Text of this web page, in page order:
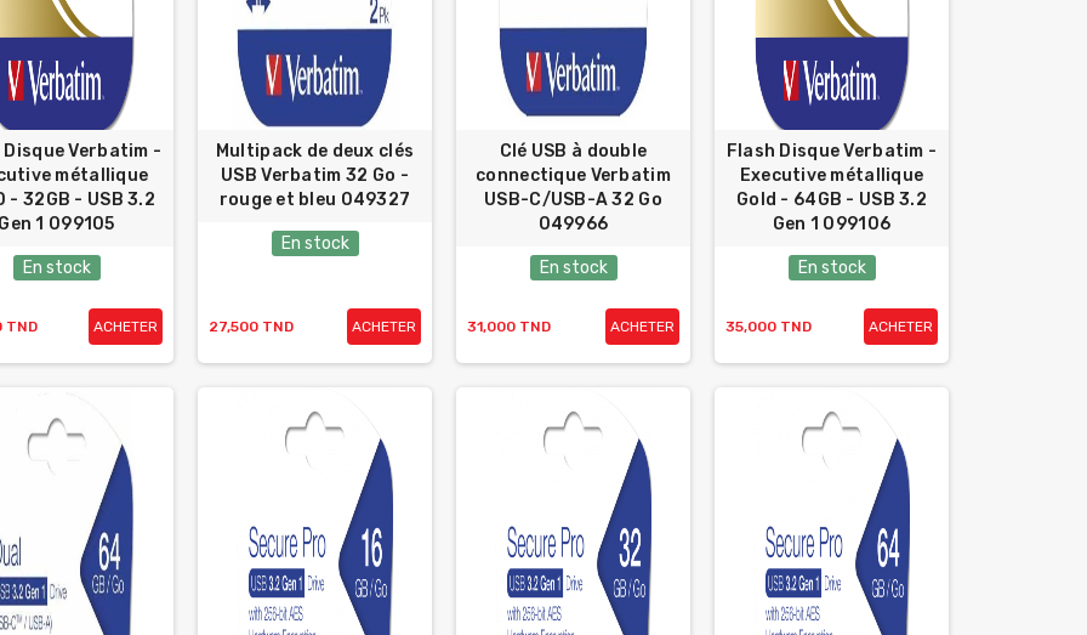
Disque Verbatim -
métallique
- 32GB - USB 3.2
1 099105
En stock
TND ACHETER
Multipack de deux clés
USB Verbatim 32 Go -
rouge et bleu 049327
En stock
27,500 TND ACHETER
Clé USB à double
connectique Verbatim
USB-C/USB-A 32 Go
049966
En stock
31,000 TND ACHETER
Flash Disque Verbatim -
Executive métallique
Gold - 64GB - USB 3.2
Gen 1 099106
En stock
35,000 TND ACHETER